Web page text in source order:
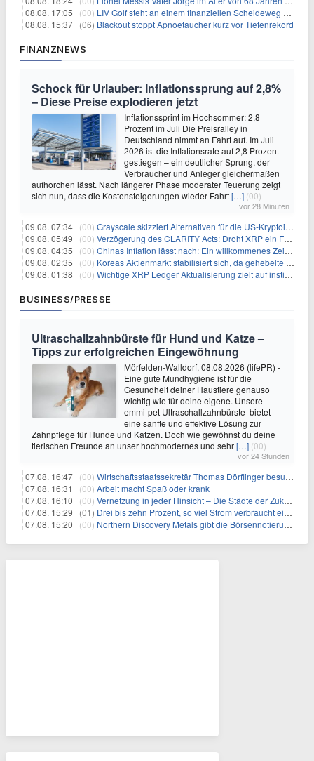
08.08. 17:05 | (00) LIV Golf steht an einem finanziellen Scheideweg auf der Suche nach neuen Investitionen
08.08. 15:37 | (06) Blackout stoppt Apnoetaucher kurz vor Tiefenrekord
FINANZNEWS
Schock für Urlauber: Inflationssprung auf 2,8%
– Diese Preise explodieren jetzt
Inflationssprint im Hochsommer: 2,8
Prozent im Juli Die Preisralley in
Deutschland nimmt an Fahrt auf. Im Juli
2026 ist die Inflationsrate auf 2,8 Prozent
gestiegen – ein deutlicher Sprung, der
Verbraucher und Anleger gleichermaßen
aufhorchen lässt. Nach längerer Phase moderater Teuerung zeigt
sich nun, dass die Kostensteigerungen wieder Fahrt[…] (00)
vor 28 Minuten
09.08. 07:34 | (00) Grayscale skizziert Alternativen für die US-Kryptoindustrie ohne CLARITY Act
09.08. 05:49 | (00) Verzögerung des CLARITY Acts: Droht XRP ein Fall unter die $1-Marke?
09.08. 04:35 | (00) Chinas Inflation lässt nach: Ein willkommenes Zeichen für Investoren angesichts der Folgen des Öl-Schocks
09.08. 02:35 | (00) Koreas Aktienmarkt stabilisiert sich, da gehebelte Positionen abgebaut werden
09.08. 01:38 | (00) Wichtige XRP Ledger Aktualisierung zielt auf institutionelle Akzeptanz ab
BUSINESS/PRESSE
Ultraschallzahnbürste für Hund und Katze –
Tipps zur erfolgreichen Eingewöhnung
Mörfelden-Walldorf, 08.08.2026 (lifePR) -
Eine gute Mundhygiene ist für die
Gesundheit deiner Haustiere genauso
wichtig wie für deine eigene. Unsere
emmi-pet Ultraschallzahnbürste bietet
eine sanfte und effektive Lösung zur
Zahnpflege für Hunde und Katzen. Doch wie gewöhnst du deine
tierischen Freunde an unser hochmodernes und sehr[…] (00)
vor 24 Stunden
07.08. 16:47 | (00) Wirtschaftsstaatssekretär Thomas Dörflinger besucht Handwerksbetrieb im Kammerbezirk Freiburg
07.08. 16:31 | (00) Arbeit macht Spaß oder krank
07.08. 16:10 | (00) Vernetzung in jeder Hinsicht – Die Städte der Zukunft sind grün-blau
07.08. 15:29 | (01) Drei bis zehn Prozent, so viel Strom verbraucht ein Aufzug im Gebäude
07.08. 15:20 | (00) Northern Discovery Metals gibt die Börsennotierung an der Frankfurter Wertpapierbörse bekannt